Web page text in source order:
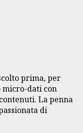
prima, per
micro-dati con
La penna
di